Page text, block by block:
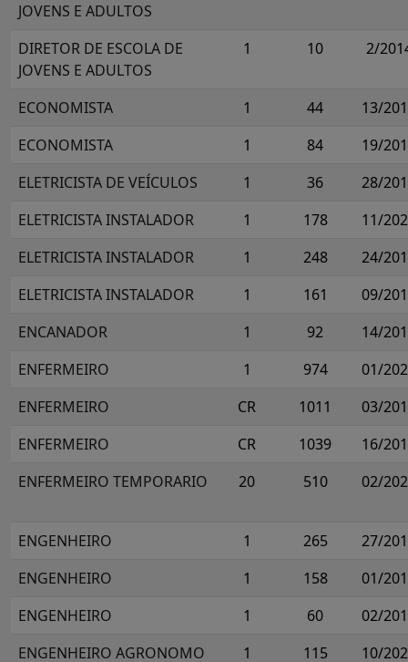
JOVENS E ADULTOS
DIRETOR DE ESCOLA DE
JOVENS E ADULTOS
1 10 2/
ECONOMISTA 1 44
13/
ECONOMISTA
1 84
19/
ELETRICISTA DE VEÍCULOS
1 36
28/
ELETRICISTA INSTALADOR
1 178
11/
ELETRICISTA INSTALADOR
1 248
24/
ELETRICISTA INSTALADOR
1 161
09/
ENCANADOR
1 92
14/
ENFERMEIRO
1 974
01/
ENFERMEIRO
CR 1011
03/
ENFERMEIRO
CR 1039
16/
ENFERMEIRO TEMPORARIO
20 510 02/
ENGENHEIRO 1 265
27/
ENGENHEIRO
1 158
01/
ENGENHEIRO
1 60
02/
ENGENHEIRO AGRONOMO
1 115
10/